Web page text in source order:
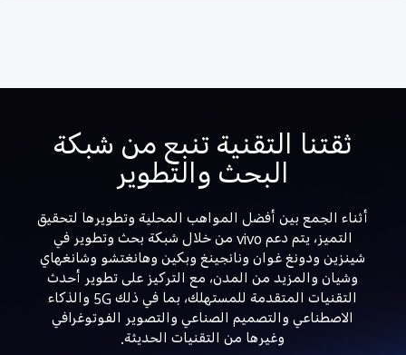
ثقتنا التقنية تنبع من شبكة
البحث والتطوير
أثناء الجمع بين أفضل المواهب المحلية وتطويرها لتحقيق
التميز، يتم دعم vivo من خلال شبكة بحث وتطوير في
شينزين ودونغ غوان ونانجينغ وبكين وهانغتشو وشانغهاي
وشيان والمزيد من المدن، مع التركيز على تطوير أحدث
التقنيات المتقدمة للمستهلك، بما في ذلك 5G والذكاء
الاصطناعي والتصميم الصناعي والتصوير الفوتوغرافي
وغيرها من التقنيات الحديثة.